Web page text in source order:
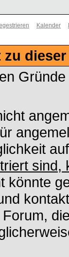
Kalender
sind,
könnte